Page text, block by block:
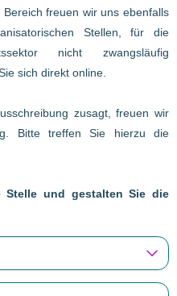
freuen wir uns ebenfalls
Stellen, für die
nicht zwangsläufig
sich direkt online.
zusagt, freuen wir
Bitte treffen Sie hierzu die
Stelle und gestalten Sie die